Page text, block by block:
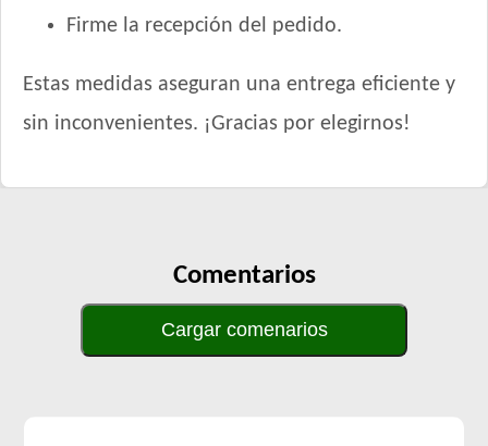
Firme la recepción del pedido.
Estas medidas aseguran una entrega eficiente y
sin inconvenientes. ¡Gracias por elegirnos!
Comentarios
Cargar comenarios